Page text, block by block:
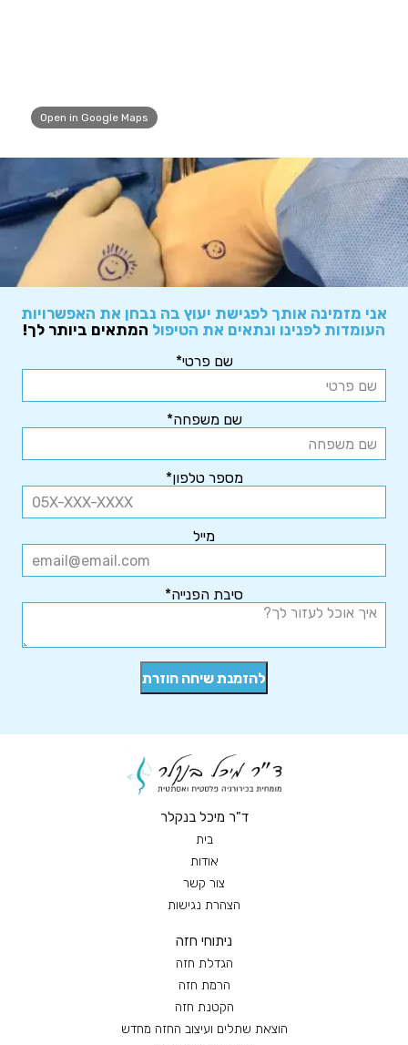
Open in Google Maps
אני מזמינה אותך לפגישת יעוץ בה נבחן את האפשרויות
העומדות לפנינו ונתאים את הטיפול המתאים ביותר לך!
שם פרטי*
שם משפחה*
מספר טלפון*
מייל
סיבת הפנייה*
ד"ר מיכל בנקלר
בית
אודות
צור קשר
הצהרת נגישות
ניתוחי חזה
הגדלת חזה
הרמת חזה
הקטנת חזה
הוצאת שתלים ועיצוב החזה מחדש